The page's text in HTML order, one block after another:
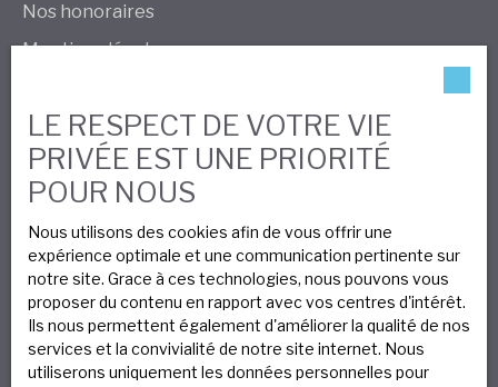
Nos honoraires
Mentions légales
Plan du site
Gérer les cookies
Propulsé par
Nous contacter
LE RESPECT DE VOTRE VIE
PRIVÉE EST UNE PRIORITÉ
POUR NOUS
Nous utilisons des cookies afin de vous offrir une
expérience optimale et une communication pertinente sur
notre site. Grace à ces technologies, nous pouvons vous
proposer du contenu en rapport avec vos centres d'intérêt.
Ils nous permettent également d'améliorer la qualité de nos
services et la convivialité de notre site internet. Nous
utiliserons uniquement les données personnelles pour